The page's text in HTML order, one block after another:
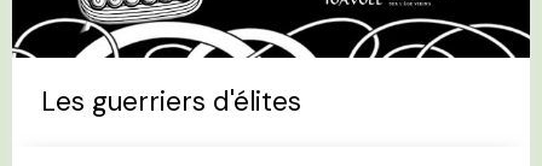
Les guerriers d'élites